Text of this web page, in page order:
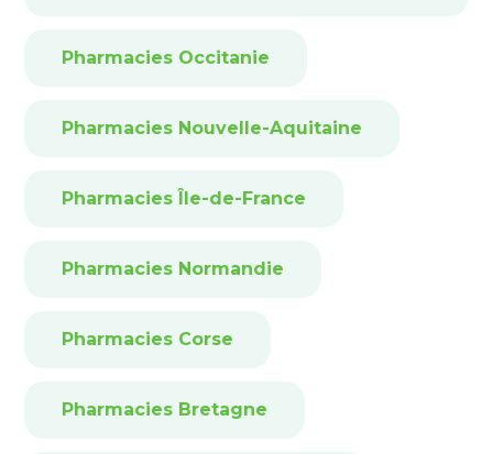
Pharmacies Occitanie
Pharmacies Nouvelle-Aquitaine
Pharmacies Île-de-France
Pharmacies Normandie
Pharmacies Corse
Pharmacies Bretagne